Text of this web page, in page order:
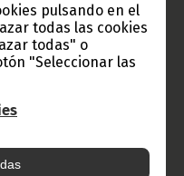
pulsando en el
todas las cookies
todas" o
"Seleccionar las
Guinea
ahora